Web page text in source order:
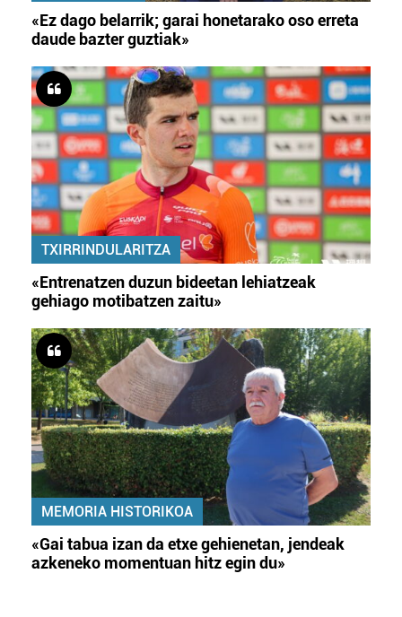
«Ez dago belarrik; garai honetarako oso erreta
daude bazter guztiak»
TXIRRINDULARITZA
«Entrenatzen duzun bideetan lehiatzeak
gehiago motibatzen zaitu»
MEMORIA HISTORIKOA
«Gai tabua izan da etxe gehienetan, jendeak
azkeneko momentuan hitz egin du»